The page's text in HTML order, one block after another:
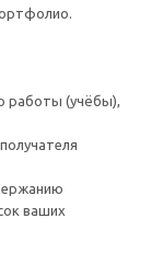
работы (учёбы),
ваших